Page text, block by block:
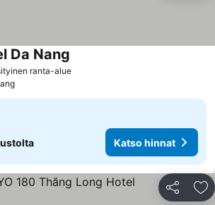
ranta-alue
Da Nang
Katso hinnat
Jaa